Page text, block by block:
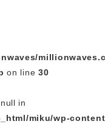
on line30
in
miku/wp-